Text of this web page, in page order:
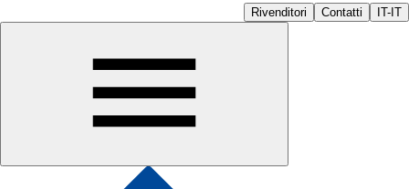
Rivenditori Contatti IT-IT